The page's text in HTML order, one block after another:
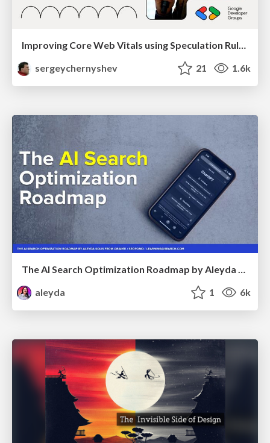
Improving Core Web Vitals using Speculation Rules API
sergeychernyshev
21 1.6k
The AI Search Optimization Roadmap by Aleyda Solis
aleyda
1 6k